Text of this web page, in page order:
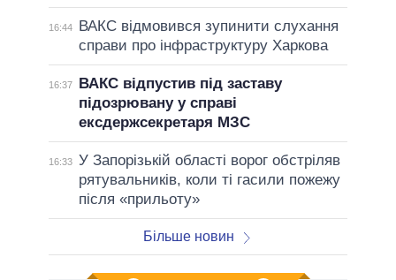
16:44
ВАКС відмовився зупинити слухання
справи про інфраструктуру Харкова
16:37
ВАКС відпустив під заставу
підозрювану у справі
ексдержсекретаря МЗС
16:33 У Запорізькій області ворог обстріляв
рятувальників, коли ті гасили пожежу
після «прильоту»
Більше новин